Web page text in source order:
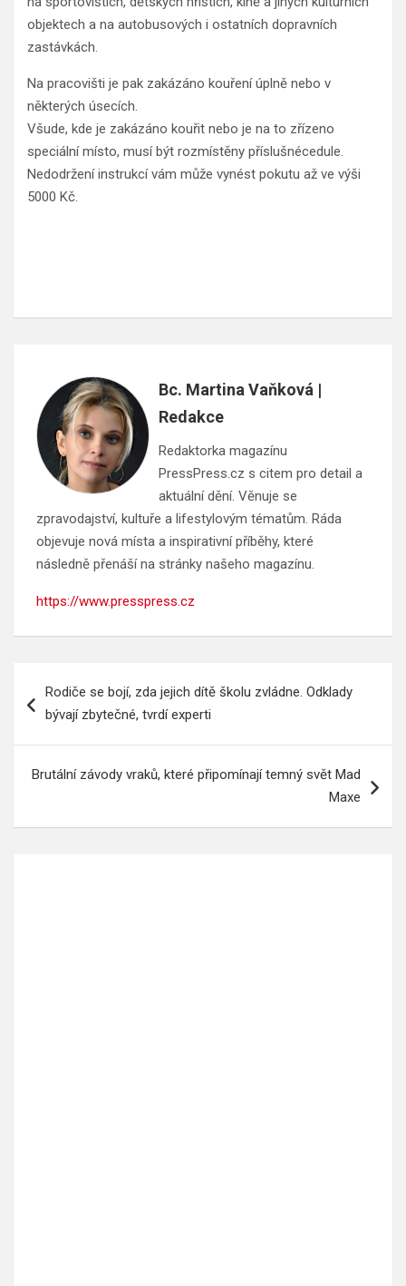
objektech a na autobusových i ostatních dopravních
zastávkách.
Na pracovišti je pak zakázáno kouření úplně nebo v
některých úsecích.
Všude, kde je zakázáno kouřit nebo je na to zřízeno
speciální místo, musí být rozmístěny příslušnécedule.
Nedodržení instrukcí vám může vynést pokutu až ve výši
5000 Kč.
Bc. Martina Vaňková |
Redakce
Redaktorka magazínu
PressPress.cz s citem pro detail a
aktuální dění. Věnuje se
zpravodajství, kultuře a lifestylovým tématům. Ráda
objevuje nová místa a inspirativní příběhy, které
následně přenáší na stránky našeho magazínu.
https://www.presspress.cz
proRodiče se bojí, zda jejich dítě školu zvládne. Odklady
bývají zbytečné, tvrdí experti
Brutální závody vraků, které připomínají temný svět Mad
Maxe